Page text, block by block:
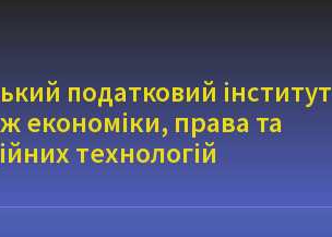
податковий інститут
економіки, права та
йних технологій